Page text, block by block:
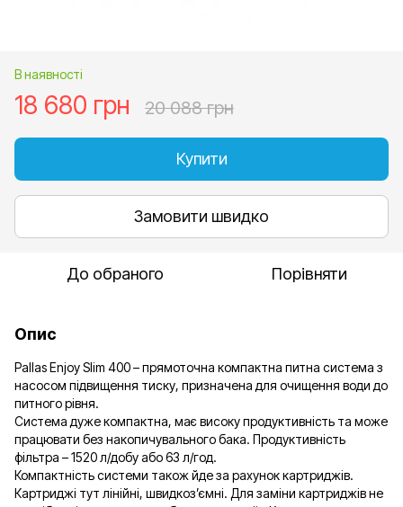
В наявності
18 680 грн 20 088 грн
Купити
Замовити швидко
До обраного Порівняти
Опис
Pallas Enjoy Slim 400 – прямоточна компактна питна система з
насосом підвищення тиску, призначена для очищення води до
питного рівня.
Система дуже компактна, має високу продуктивність та може
працювати без накопичувального бака. Продуктивність
фільтра – 1520 л/добу або 63 л/год.
Компактність системи також йде за рахунок картриджів.
Картриджі тут лінійні, швидкоз’ємні. Для заміни картриджів не